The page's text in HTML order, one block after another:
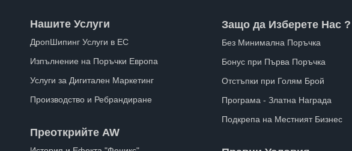
Нашите Услуги
ДропШипинг Услуги в ЕС
Изпълнение на Поръчки Европа
Услуги за Дигитален Маркетинг
Производство и Ребрандиране
Преоткрийте AW
Защо да Изберете Нас ?
Без Минимална Поръчка
Бонус при Първа Поръчка
Отстъпки при Голям Брой
Програма - Златна Награда
Подкрепа на Местният Бизнес